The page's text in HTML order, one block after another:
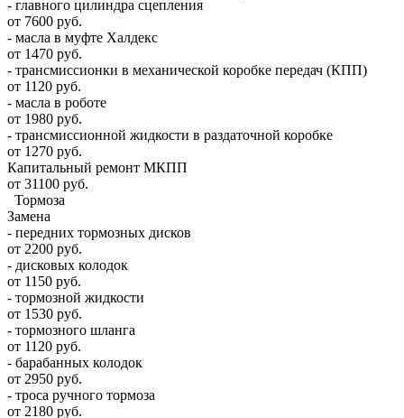
- главного цилиндра сцепления
от 7600 руб.
- масла в муфте Халдекс
от 1470 руб.
- трансмиссионки в механической коробке передач (КПП)
от 1120 руб.
- масла в роботе
от 1980 руб.
- трансмиссионной жидкости в раздаточной коробке
от 1270 руб.
Капитальный ремонт МКПП
от 31100 руб.
Тормоза
Замена
- передних тормозных дисков
от 2200 руб.
- дисковых колодок
от 1150 руб.
- тормозной жидкости
от 1530 руб.
- тормозного шланга
от 1120 руб.
- барабанных колодок
от 2950 руб.
- троса ручного тормоза
от 2180 руб.